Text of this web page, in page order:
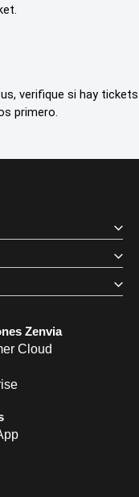
verifique si hay tickets
primero.
Zenvia
Cloud